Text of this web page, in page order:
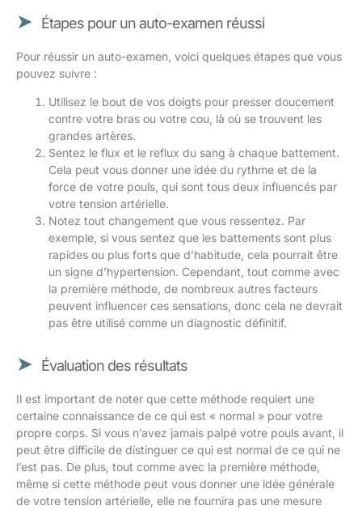
Étapes pour un auto-examen réussi
Pour réussir un auto-examen, voici quelques étapes que vous
pouvez suivre :
Utilisez le bout de vos doigts pour presser doucement
contre votre bras ou votre cou, là où se trouvent les
grandes artères.
Sentez le flux et le reflux du sang à chaque battement.
Cela peut vous donner une idée du rythme et de la
force de votre pouls, qui sont tous deux influencés par
votre tension artérielle.
Notez tout changement que vous ressentez. Par
exemple, si vous sentez que les battements sont plus
rapides ou plus forts que d’habitude, cela pourrait être
un signe d’hypertension. Cependant, tout comme avec
la première méthode, de nombreux autres facteurs
peuvent influencer ces sensations, donc cela ne devrait
pas être utilisé comme un diagnostic définitif.
Évaluation des résultats
Il est important de noter que cette méthode requiert une
certaine connaissance de ce qui est « normal » pour votre
propre corps. Si vous n’avez jamais palpé votre pouls avant, il
peut être difficile de distinguer ce qui est normal de ce qui ne
l’est pas. De plus, tout comme avec la première méthode,
même si cette méthode peut vous donner une idée générale
de votre tension artérielle, elle ne fournira pas une mesure